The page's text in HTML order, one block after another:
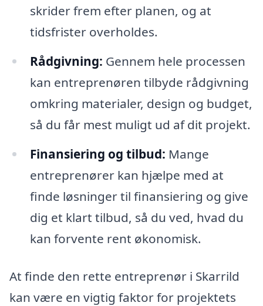
skrider frem efter planen, og at
tidsfrister overholdes.
Rådgivning: Gennem hele processen
kan entreprenøren tilbyde rådgivning
omkring materialer, design og budget,
så du får mest muligt ud af dit projekt.
Finansiering og tilbud: Mange
entreprenører kan hjælpe med at
finde løsninger til finansiering og give
dig et klart tilbud, så du ved, hvad du
kan forvente rent økonomisk.
At finde den rette entreprenør i Skarrild
kan være en vigtig faktor for projektets